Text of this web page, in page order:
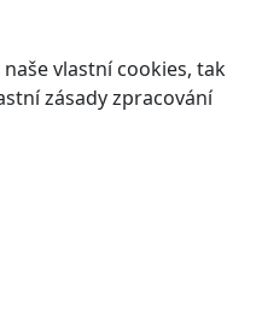
vlastní cookies, tak
zásady zpracování